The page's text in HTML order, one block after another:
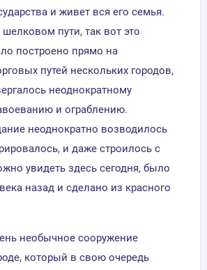
и живет вся его семья.
пути, так вот это
построено прямо на
путей нескольких городов,
неоднократному
и ограблению.
неоднократно возводилось
и даже строилось с
увидеть здесь сегодня, было
назад и сделано из красного
необычное сооружение
который в свою очередь